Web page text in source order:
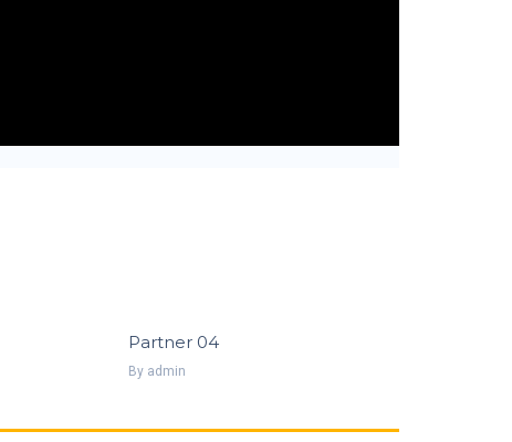
Partner 04
By Admin